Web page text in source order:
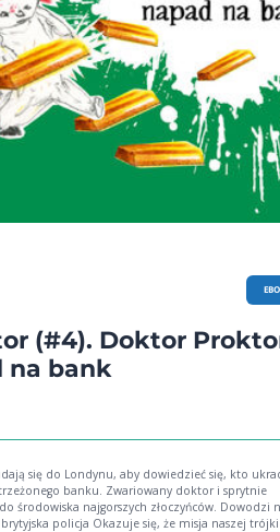
(#4). Doktor
na bank
się do Londynu, aby dowiedzieć się, kto
banku. Zwariowany doktor i sprytnie
środowiska najgorszych złoczyńców. Dowodzi
policja Okazuje się, że misja naszej